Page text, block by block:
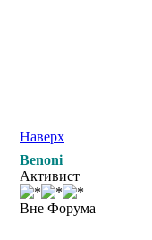
Наверх
Benoni
Активист
Вне Форума